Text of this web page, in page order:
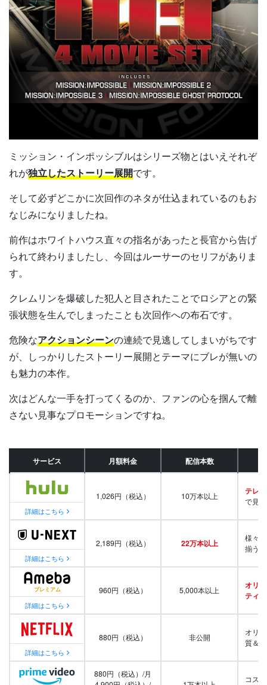
ミッション・インポッシブルはシリーズ物とはいえそれぞ
れが独立したストーリー展開です。
そして必ずどこかに次回作のネタが仕込まれているのもお
なじみになりましたね。
前作はホワイトハウス直々の指名があったと長官から告げ
られて終わりましたし、今回はルーサーのセリフがありま
す。
クレムリンを爆破した犯人と目されたことでロシアとの緊
張状態を生んでしまったことも次回作への布石です。
危険なアクションシーンの連続で見逃してしまいがちです
が、しっかりしたストーリー展開とテーマにブレが無いの
も魅力の本作。
次はどんな一手を打ってくるのか、ファンの心を掴んで離
さない見事なプロモーションですね。
サービス 月額料金 配信本数
詳細はこちら
1,026円（税込） 10万本以上 テレビ
で見
詳細はこちら
2,189円（税込） 22万本以上
様々
揃う
詳細はこちら
960円（税込） 5,000本以上
オリ
ティ
詳細はこちら
880円（税込） 非公開
オリ
質＆
880円（税込）/月
コス